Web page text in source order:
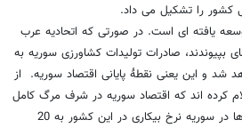
یافته ای است. در صورتی که اتحادیه عرب
بپیوندند، صادرات تولیدات کشاورزی سوریه به
شد و این یعنی نقطۀ پایانی اقتصاد سوریه. از
کرده اند که اقتصاد سوریه در شرف مرگ کامل
قرار دارد. تا قبل از آغاز ناآرامی ها در سوریه نرخ بیکاری در این کشور به 20